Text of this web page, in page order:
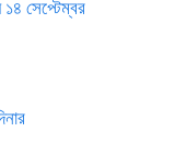
১৪ সেপ্টেম্বর